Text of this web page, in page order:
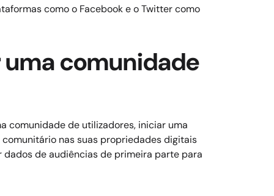
como o Facebook e o Twitter como
uma comunidade
comunidade de utilizadores, iniciar uma
nas suas propriedades digitais
de audiências de primeira parte para